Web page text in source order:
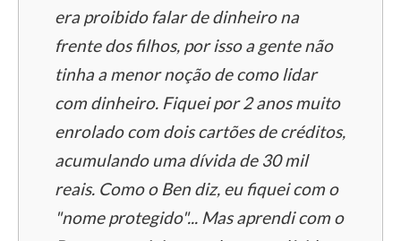
era proibido falar de dinheiro na
frente dos filhos, por isso a gente não
tinha a menor noção de como lidar
com dinheiro. Fiquei por 2 anos muito
enrolado com dois cartões de créditos,
acumulando uma dívida de 30 mil
reais. Como o Ben diz, eu fiquei com o
"nome protegido"... Mas aprendi com o